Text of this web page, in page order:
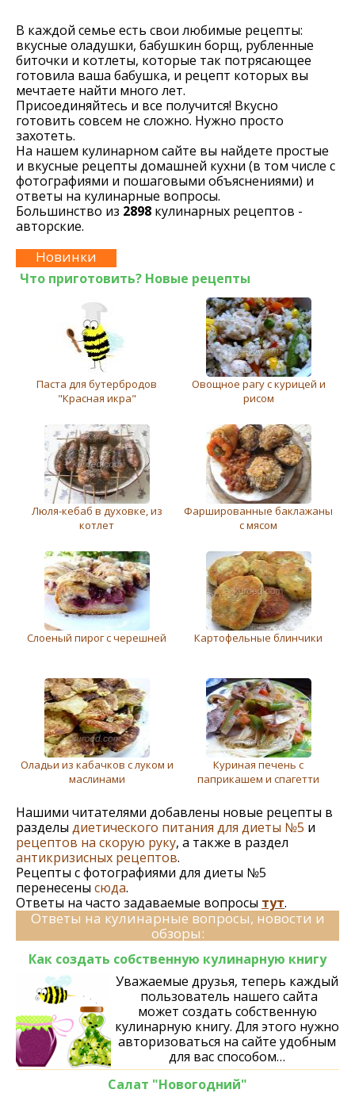
В каждой семье есть свои любимые рецепты:
вкусные оладушки, бабушкин борщ, рубленные
биточки и котлеты, которые так потрясающее
готовила ваша бабушка, и рецепт которых вы
мечтаете найти много лет.
Присоединяйтесь и все получится! Вкусно
готовить совсем не сложно. Нужно просто
захотеть.
На нашем кулинарном сайте вы найдете простые
и вкусные рецепты домашней кухни (в том числе с
фотографиями и пошаговыми объяснениями) и
ответы на кулинарные вопросы.
Большинство из 2898 кулинарных рецептов -
авторские.
Новинки
Что приготовить? Новые рецепты
Паста для бутербродов
"Красная икра"
Овощное рагу с курицей и
рисом
Люля-кебаб в духовке, из
котлет
Фаршированные баклажаны
с мясом
Слоеный пирог с черешней Картофельные блинчики
Оладьи из кабачков с луком и
маслинами
Куриная печень с
паприкашем и спагетти
Нашими читателями добавлены новые рецепты в
разделы диетического питания для диеты №5 и
рецептов на скорую руку, а также в раздел
антикризисных рецептов.
Рецепты с фотографиями для диеты №5
перенесены сюда.
Ответы на часто задаваемые вопросы тут.
Ответы на кулинарные вопросы, новости и
обзоры:
Как создать собственную кулинарную книгу
Уважаемые друзья, теперь каждый
пользователь нашего сайта
может создать собственную
кулинарную книгу. Для этого нужно
авторизоваться на сайте удобным
для вас способом…
Салат "Новогодний"